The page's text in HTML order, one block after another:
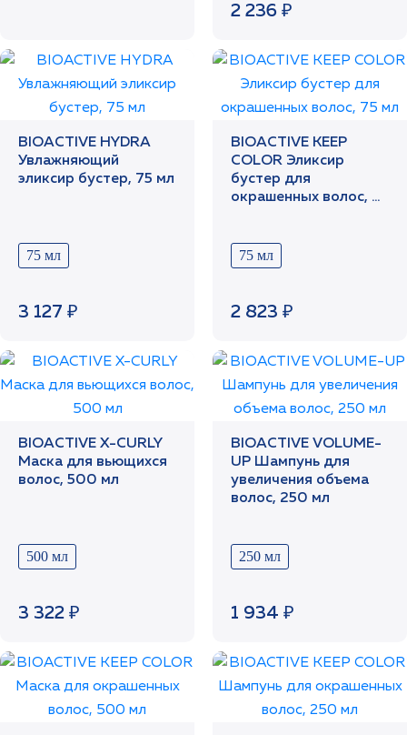
2 236 ₽
BIOACTIVE HYDRA
Увлажняющий
эликсир бустер, 75 мл
75 мл
3 127 ₽
BIOACTIVE KEEP
COLOR Эликсир
бустер для
окрашенных волос, 75
75 мл
2 823 ₽
BIOACTIVE X-CURLY
Маска для вьющихся
волос, 500 мл
500 мл
3 322 ₽
BIOACTIVE VOLUME-
UP Шампунь для
увеличения объема
волос, 250 мл
250 мл
1 934 ₽